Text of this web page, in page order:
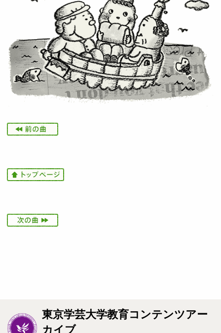
I
m
e
I
m
e
I
m
東京学芸大学教育コンテンツアー
カイブ